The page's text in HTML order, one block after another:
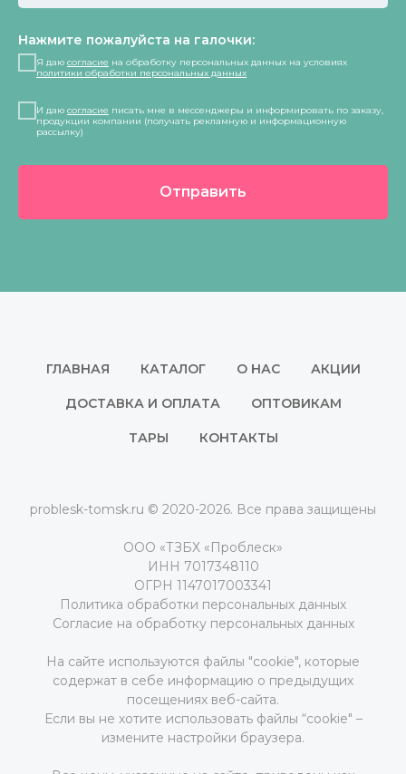
Нажмите пожалуйста на галочки:
Я даю согласие на обработку персональных данных на условиях
политики обработки персональных данных
И даю согласие писать мне в мессенджеры и информировать по заказу,
продукции компании (получать рекламную и информационную
рассылку)
Отправить
ГЛАВНАЯ КАТАЛОГ О НАС АКЦИИ
ДОСТАВКА И ОПЛАТА ОПТОВИКАМ
ТАРЫ КОНТАКТЫ
problesk-tomsk.ru © 2020-2026. Все права защищены
ООО «ТЗБХ «Проблеск»
ИНН 7017348110
ОГРН 1147017003341
Политика обработки персональных данных
Согласие на обработку персональных данных
На сайте используются файлы "cookie", которые
содержат в себе информацию о предыдущих
посещениях веб-сайта.
Если вы не хотите использовать файлы “cookie" –
измените настройки браузера.